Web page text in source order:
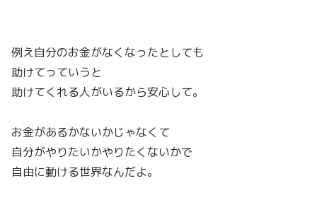
例え自分のお金がなくなったとしても
助けてっていうと
助けてくれる人がいるから安心して。
お金があるかないかじゃなくて
自分がやりたいかやりたくないかで
自由に動ける世界なんだよ。